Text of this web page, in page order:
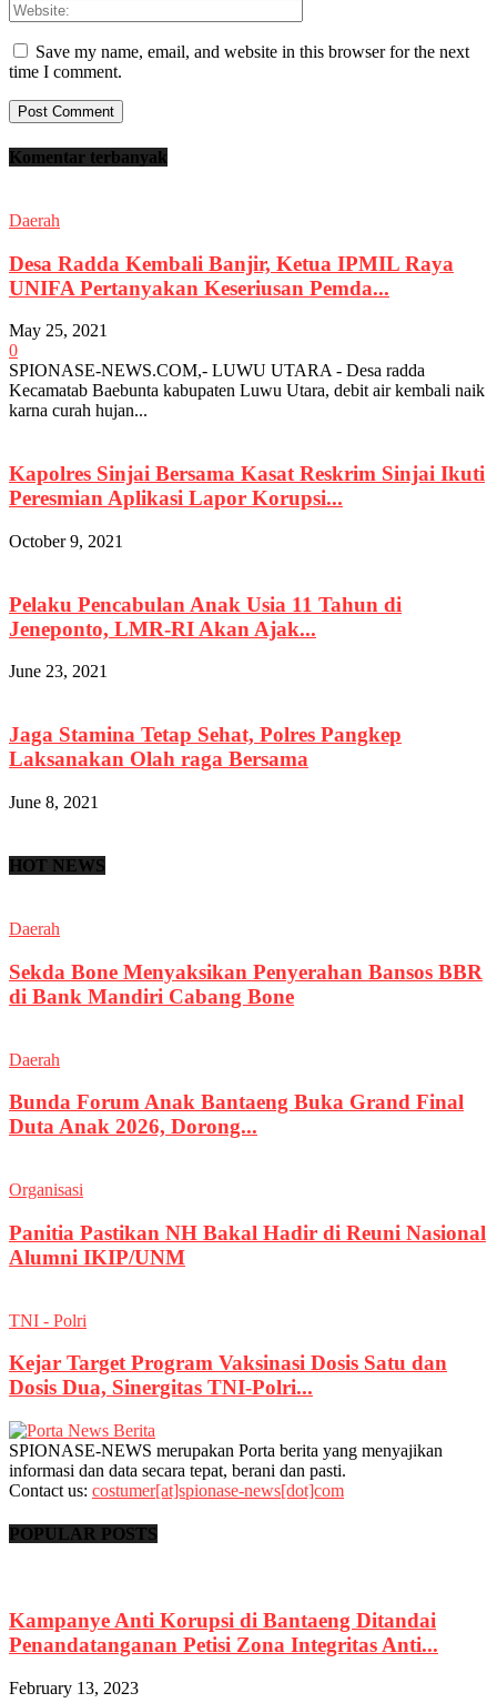
Save my name, email, and website in this browser for the next
time I comment.
Komentar terbanyak
Daerah
Desa Radda Kembali Banjir, Ketua IPMIL Raya
UNIFA Pertanyakan Keseriusan Pemda...
May 25, 2021
0
SPIONASE-NEWS.COM,- LUWU UTARA - Desa radda
Kecamatab Baebunta kabupaten Luwu Utara, debit air kembali naik
karna curah hujan...
Kapolres Sinjai Bersama Kasat Reskrim Sinjai Ikuti
Peresmian Aplikasi Lapor Korupsi...
October 9, 2021
Pelaku Pencabulan Anak Usia 11 Tahun di
Jeneponto, LMR-RI Akan Ajak...
June 23, 2021
Jaga Stamina Tetap Sehat, Polres Pangkep
Laksanakan Olah raga Bersama
June 8, 2021
HOT NEWS
Daerah
Sekda Bone Menyaksikan Penyerahan Bansos BBR
di Bank Mandiri Cabang Bone
Daerah
Bunda Forum Anak Bantaeng Buka Grand Final
Duta Anak 2026, Dorong...
Organisasi
Panitia Pastikan NH Bakal Hadir di Reuni Nasional
Alumni IKIP/UNM
TNI - Polri
Kejar Target Program Vaksinasi Dosis Satu dan
Dosis Dua, Sinergitas TNI-Polri...
SPIONASE-NEWS merupakan Porta berita yang menyajikan
informasi dan data secara tepat, berani dan pasti.
Contact us: costumer[at]spionase-news[dot]com
POPULAR POSTS
Kampanye Anti Korupsi di Bantaeng Ditandai
Penandatanganan Petisi Zona Integritas Anti...
February 13, 2023